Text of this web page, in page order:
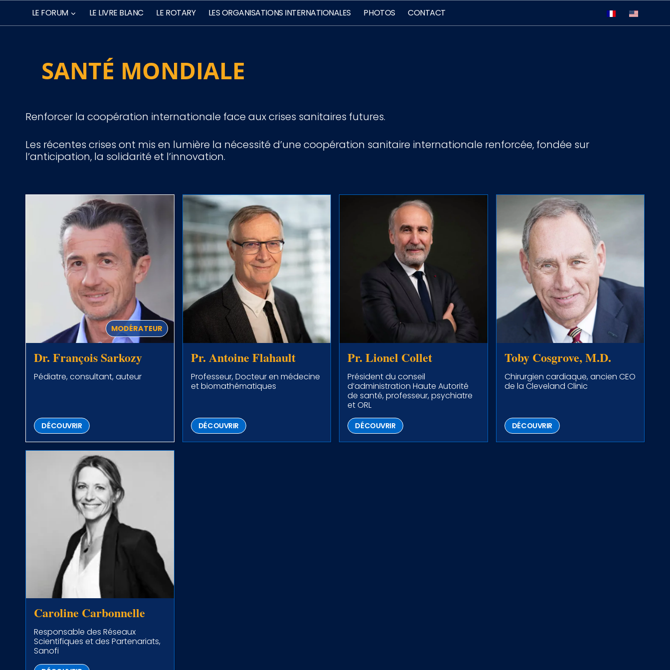
contenu
LE FORUM LE LIVRE BLANC LE ROTARY LES ORGANISATIONS INTERNATIONALES PHOTOS CONTACT
SANTÉ MONDIALE
Renforcer la coopération internationale face aux crises sanitaires futures.
Les récentes crises ont mis en lumière la nécessité d’une coopération sanitaire internationale renforcée, fondée sur
l’anticipation, la solidarité et l’innovation.
MODÉRATEUR
Dr. François Sarkozy
Pédiatre, consultant, auteur
DÉCOUVRIR
Pr. Antoine Flahault
Professeur, Docteur en médecine
et biomathématiques
DÉCOUVRIR
Pr. Lionel Collet
Président du conseil
d’administration Haute Autorité
de santé, professeur, psychiatre
et ORL
DÉCOUVRIR
Toby Cosgrove, M.D.
Chirurgien cardiaque, ancien CEO
de la Cleveland Clinic
DÉCOUVRIR
Caroline Carbonnelle
Responsable des Réseaux
Scientifiques et des Partenariats,
Sanofi